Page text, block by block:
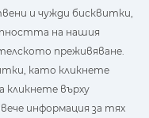
и бисквитки на
навигацията и
и да оптимизира
и чужди бисквитки,
на нашия
преживяване.
като кликнете
кликнете върху
информация за тях